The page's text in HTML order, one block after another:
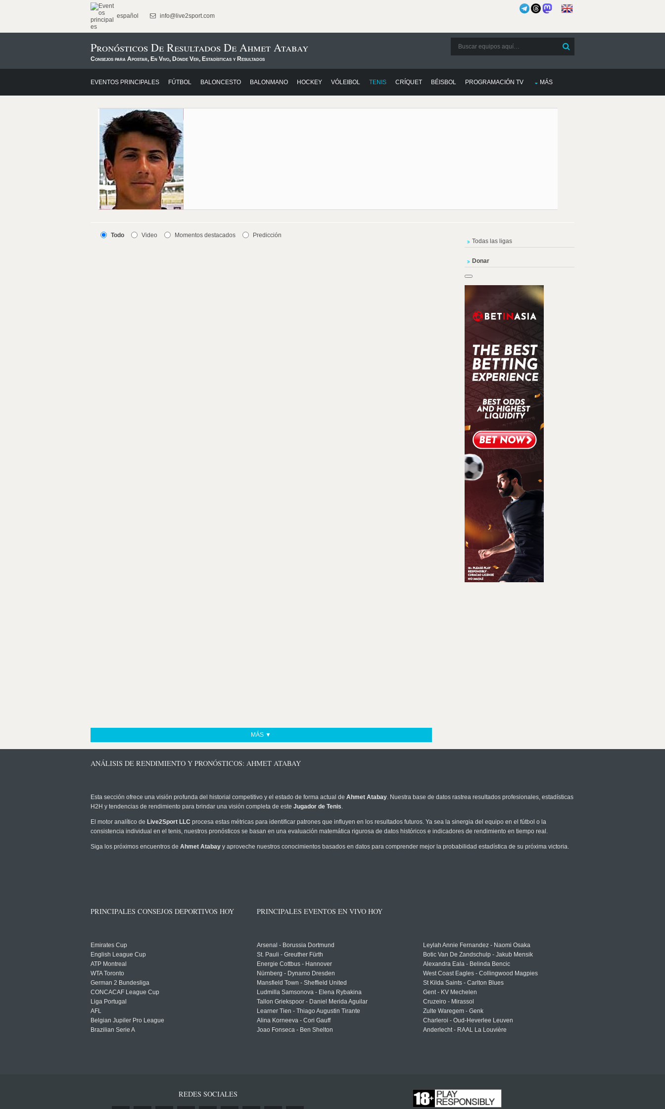
español info@live2sport.com
Pronósticos De Resultados De Ahmet Atabay
Consejos para Apostar, En Vivo, Dónde Ver, Estadísticas y Resultados
EVENTOS PRINCIPALES FÚTBOL BALONCESTO BALONMANO HOCKEY VÓLEIBOL TENIS CRÍQUET BÉISBOL PROGRAMACIÓN TV MÁS
Todo Video Momentos destacados Predicción
MÁS ▼
Todas las ligas
Donar
ANÁLISIS DE RENDIMIENTO Y PRONÓSTICOS: AHMET ATABAY
Esta sección ofrece una visión profunda del historial competitivo y el estado de forma actual de Ahmet Atabay. Nuestra base de datos rastrea resultados profesionales, estadísticas
H2H y tendencias de rendimiento para brindar una visión completa de este Jugador de Tenis.
El motor analítico de Live2Sport LLC procesa estas métricas para identificar patrones que influyen en los resultados futuros. Ya sea la sinergia del equipo en el fútbol o la
consistencia individual en el tenis, nuestros pronósticos se basan en una evaluación matemática rigurosa de datos históricos e indicadores de rendimiento en tiempo real.
Siga los próximos encuentros de Ahmet Atabay y aproveche nuestros conocimientos basados en datos para comprender mejor la probabilidad estadística de su próxima victoria.
PRINCIPALES CONSEJOS DEPORTIVOS HOY
Emirates Cup
English League Cup
ATP Montreal
WTA Toronto
German 2 Bundesliga
CONCACAF League Cup
Liga Portugal
AFL
Belgian Jupiler Pro League
Brazilian Serie A
PRINCIPALES EVENTOS EN VIVO HOY
Arsenal - Borussia Dortmund
St. Pauli - Greuther Fürth
Energie Cottbus - Hannover
Nürnberg - Dynamo Dresden
Mansfield Town - Sheffield United
Ludmilla Samsonova - Elena Rybakina
Tallon Griekspoor - Daniel Merida Aguilar
Learner Tien - Thiago Augustin Tirante
Alina Korneeva - Cori Gauff
Joao Fonseca - Ben Shelton
Leylah Annie Fernandez - Naomi Osaka
Botic Van De Zandschulp - Jakub Mensik
Alexandra Eala - Belinda Bencic
West Coast Eagles - Collingwood Magpies
St Kilda Saints - Carlton Blues
Gent - KV Mechelen
Cruzeiro - Mirassol
Zulte Waregem - Genk
Charleroi - Oud-Heverlee Leuven
Anderlecht - RAAL La Louvière
REDES SOCIALES